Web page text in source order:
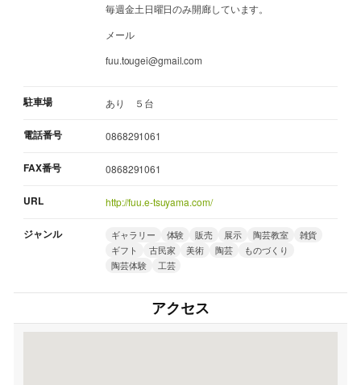
毎週金土日曜日のみ開廊しています。
メール
fuu.tougei@gmail.com
駐車場 あり ５台
電話番号 0868291061
FAX番号 0868291061
URL http://fuu.e-tsuyama.com/
ジャンル ギャラリー 体験 販売 展示 陶芸教室
雑貨
ギフト
古民家 美術 陶芸
ものづくり
陶芸体験
工芸
アクセス